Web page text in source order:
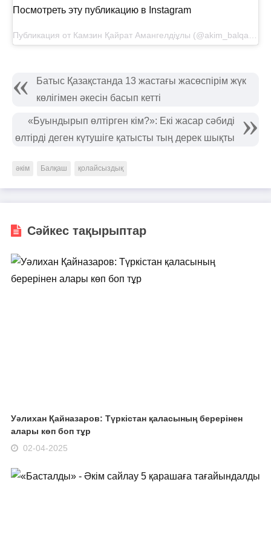
Посмотреть эту публикацию в Instagram
Батыс Қазақстанда 13 жастағы жасөспірім жүк
көлігімен әкесін басып кетті
«Буындырып өлтірген кім?»: Екі жасар сәбиді
өлтірді деген күтушіге қатысты тың дерек шықты
әкім Балқаш қолайсыздық
Сәйкес тақырыптар
Уәлихан Қайназаров: Түркістан қаласының берерінен
алары көп боп тұр
02-04-2025